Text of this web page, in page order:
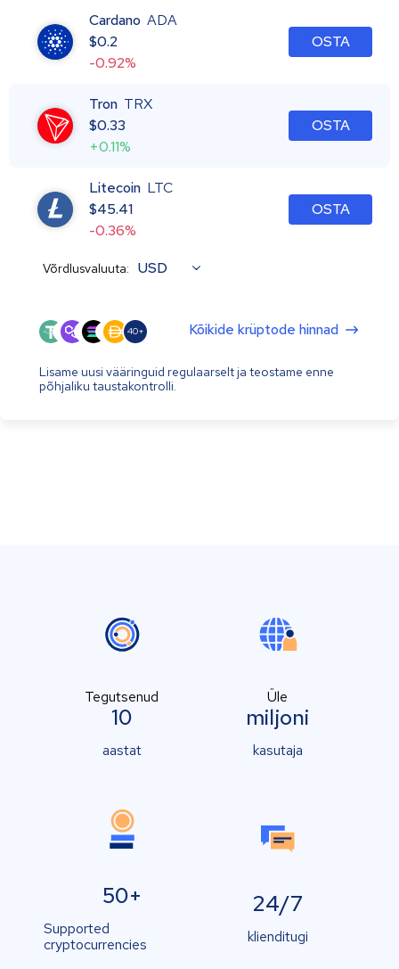
Cardano ADA
$0.2
-0.92%
OSTA
Tron TRX
$0.33
+0.11%
OSTA
Litecoin LTC
$45.41
-0.36%
OSTA
Võrdlusvaluuta: USD
40+ Kõikide krüptode hinnad
Lisame uusi vääringuid regulaarselt ja teostame enne
põhjaliku taustakontrolli.
Tegutsenud
10
aastat
Üle
miljoni
kasutaja
50+
Supported
cryptocurrencies
24/7
klienditugi